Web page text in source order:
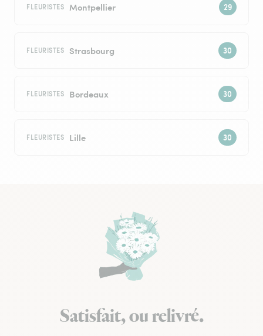
FLEURISTES Montpellier
FLEURISTES Strasbourg
FLEURISTES Bordeaux
FLEURISTES Lille
Satisfait, ou relivré.